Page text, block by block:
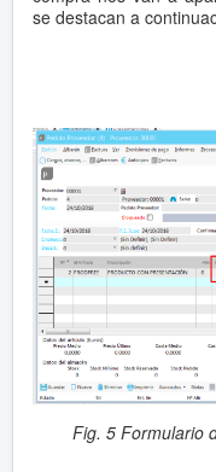
se destacan a
Fig. 5 Formulario